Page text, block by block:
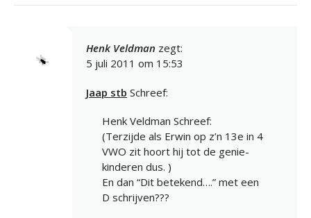
Henk Veldman zegt:
5 juli 2011 om 15:53
Jaap stb Schreef:
Henk Veldman Schreef:
(Terzijde als Erwin op z’n 13e in 4
VWO zit hoort hij tot de genie-
kinderen dus. )
En dan “Dit betekend….” met een
D schrijven???